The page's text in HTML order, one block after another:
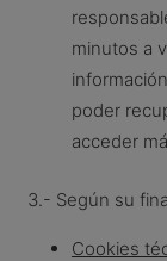
minutos a
poder
acceder
3.- Según su
Cookies